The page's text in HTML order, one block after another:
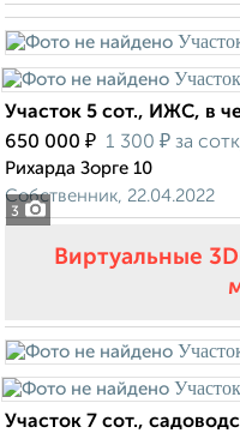
3
Участок 5 сот., ИЖС, в
650 000 ₽ 1 300 ₽ за
Рихарда Зорге 10
Собственник, 22.04.2022
Виртуальные
Участок 7 сот.,